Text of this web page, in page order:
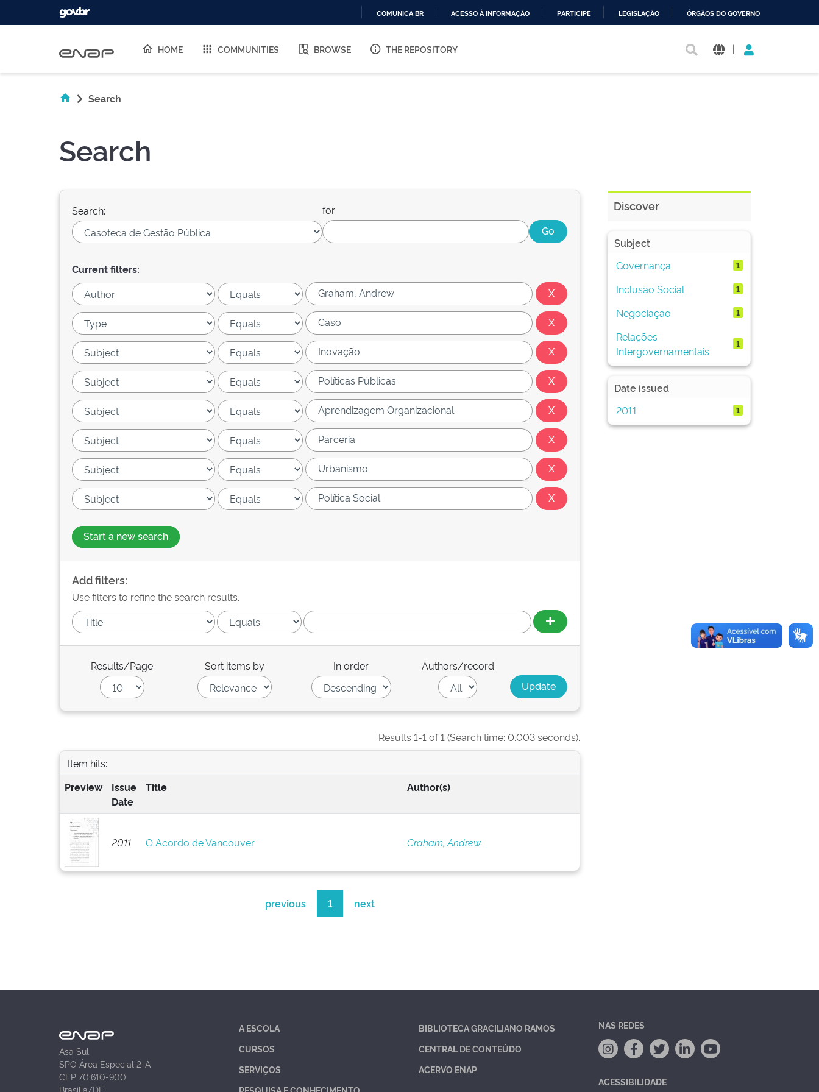
O
COMUNICA BR ACESSO À INFORMAÇÃO PARTICIPE LEGISLAÇÃO ÓRGÃOS DO GOVERNO
HOME COMMUNITIES BROWSE THE REPOSITORY |
Search
Search
Search: for
Current filters:
Start a new search
Add filters:
Use filters to refine the search results.
Results/Page Sort items by In order Authors/record
Results 1-1 of 1 (Search time: 0.003 seconds).
Item hits:
Preview
Issue
Date
Title Author(s)
2011 O Acordo de Vancouver Graham, Andrew
previous 1 next
Discover
Subject
Governança
1
Inclusão Social 1
Negociação 1
Relações
Intergovernamentais
1
Date issued
2011
1
Asa Sul
SPO Área Especial 2-A
CEP 70.610-900
Brasília/DF
A ESCOLA
CURSOS
SERVIÇOS
BIBLIOTECA GRACILIANO RAMOS
CENTRAL DE CONTEÚDO
ACERVO ENAP
NAS REDES
ACESSIBILIDADE